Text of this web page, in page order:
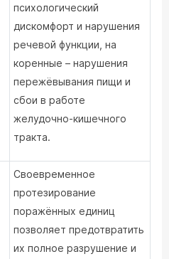
психологический
дискомфорт и нарушения
речевой функции, на
коренные – нарушения
пережёвывания пищи и
сбои в работе
желудочно-кишечного
тракта.
Своевременное
протезирование
поражённых единиц
позволяет предотвратить
их полное разрушение и